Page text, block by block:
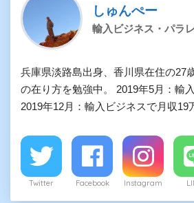
しゅんぺー
輸入ビジネス・パラ
兵庫県淡路島出身、香川県在住の27
の在り方を勉強中。 2019年5月：輸
2019年12月：輸入ビジネスで月収19
Twitter Facebook Instagram